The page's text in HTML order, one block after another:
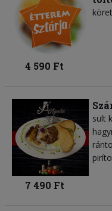
4 590 Ft
sült
7 490 Ft